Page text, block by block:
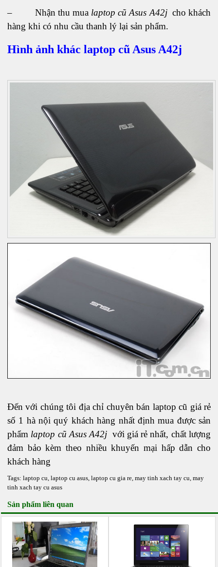
– Nhận thu mua laptop cũ Asus A42jcho khách
hàng khi có nhu cầu thanh lý lại sản phẩm.
Hình ảnh khác laptop cũ Asus A42j
Đến với chúng tôi địa chỉ chuyên bán laptop cũ giá rẻ
số 1 hà nội quý khách hàng nhất định mua được sản
phẩm laptop cũ Asus A42j với giá rẻ nhất, chất lượng
đảm bảo kèm theo nhiều khuyến mại hấp dẫn cho
khách hàng
Tags: laptop cu, laptop cu asus, laptop cu gia re, may tinh xach tay cu, may
tinh xach tay cu asus
Sản phẩm liên quan